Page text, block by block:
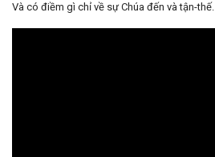
Và có điềm gì chỉ về sự Chúa đến và tận-thế.